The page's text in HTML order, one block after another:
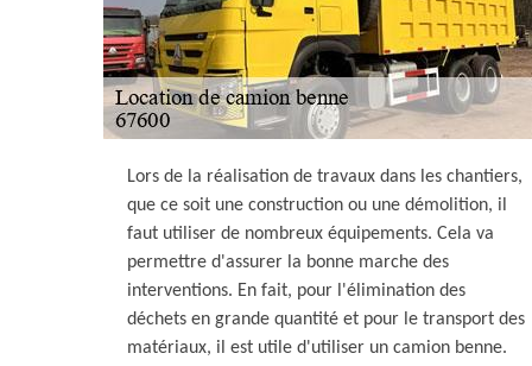
Lors de la réalisation de travaux dans les chantiers,
que ce soit une construction ou une démolition, il
faut utiliser de nombreux équipements. Cela va
permettre d'assurer la bonne marche des
interventions. En fait, pour l'élimination des
déchets en grande quantité et pour le transport des
matériaux, il est utile d'utiliser un camion benne.